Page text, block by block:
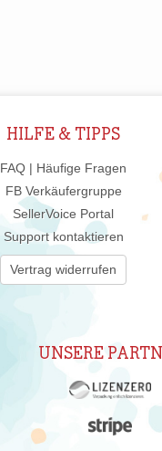
HILFE & TIPPS
FAQ | Häufige Fragen
FB Verkäufergruppe
SellerVoice Portal
Support kontaktieren
Vertrag widerrufen
UNSERE